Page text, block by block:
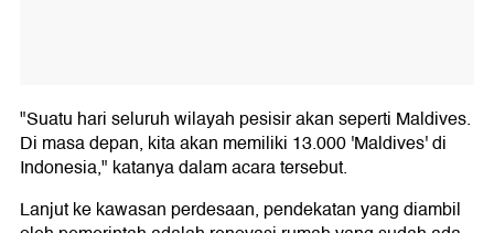
"Suatu hari seluruh wilayah pesisir akan seperti Maldives.
Di masa depan, kita akan memiliki 13.000 'Maldives' di
Indonesia," katanya dalam acara tersebut.
Lanjut ke kawasan perdesaan, pendekatan yang diambil